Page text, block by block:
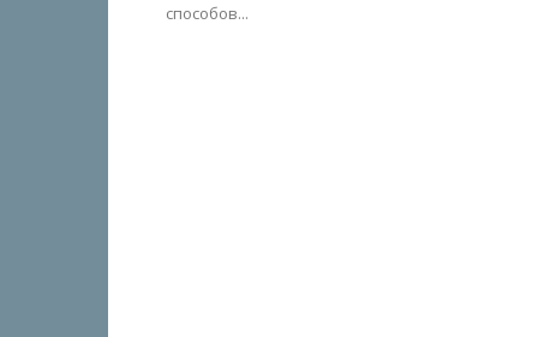
способов...